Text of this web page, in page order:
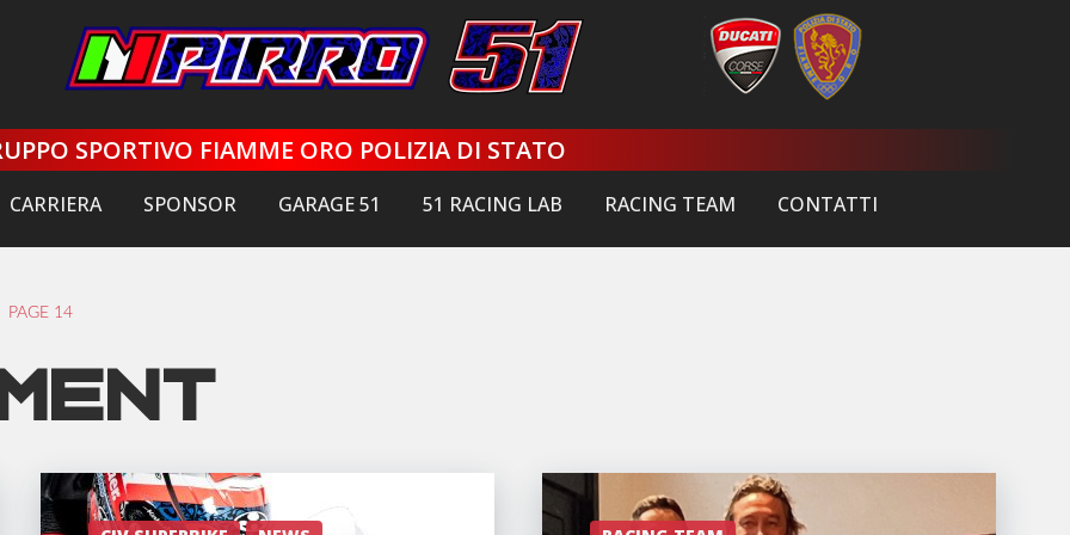
SPORTIVO FIAMME ORO POLIZIA DI STATO
CARRIERA SPONSOR GARAGE 51 51 RACING LAB RACING TEAM CONTATTI
PAGE 14